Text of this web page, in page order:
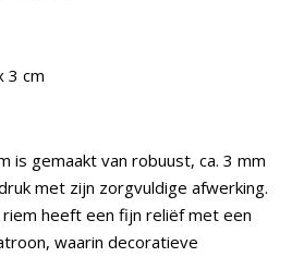
3 cm
is gemaakt van robuust, ca. 3 mm
met zijn zorgvuldige afwerking.
heeft een fijn reliëf met een
waarin decoratieve